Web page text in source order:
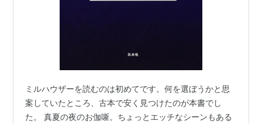
ミルハウザーを読むのは初めてです。何を選ぼうかと思
案していたところ、古本で安く見つけたのが本書でし
た。 真夏の夜のお伽噺。ちょっとエッチなシーンもある